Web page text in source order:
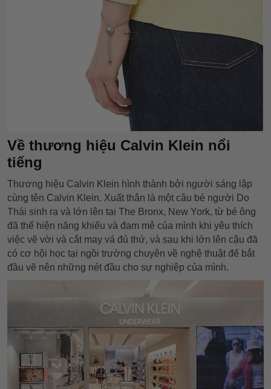
Về thương hiệu Calvin Klein nổi
tiếng
Thương hiệu Calvin Klein hình thành bởi người sáng lập
cùng tên Calvin Klein. Xuất thân là một câu bé người Do
Thái sinh ra và lớn lên tại The Bronx, New York, từ bé ông
đã thể hiện năng khiếu và đam mê của mình khi yêu thích
việc vẽ vời và cắt may vá đủ thứ, và sau khi lớn lên cậu đã
có cơ hội học tại ngồi trường chuyên về nghệ thuật để bắt
đầu vẽ nên những nét đầu cho sự nghiệp của mình.